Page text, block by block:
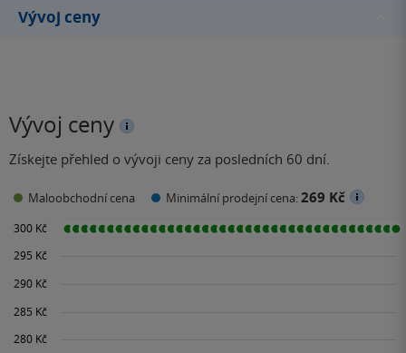
Vývoj ceny
Vývoj ceny
Získejte přehled o vývoji ceny za posledních 60 dní.
Maloobchodní cena Minimální prodejní cena:269 Kč